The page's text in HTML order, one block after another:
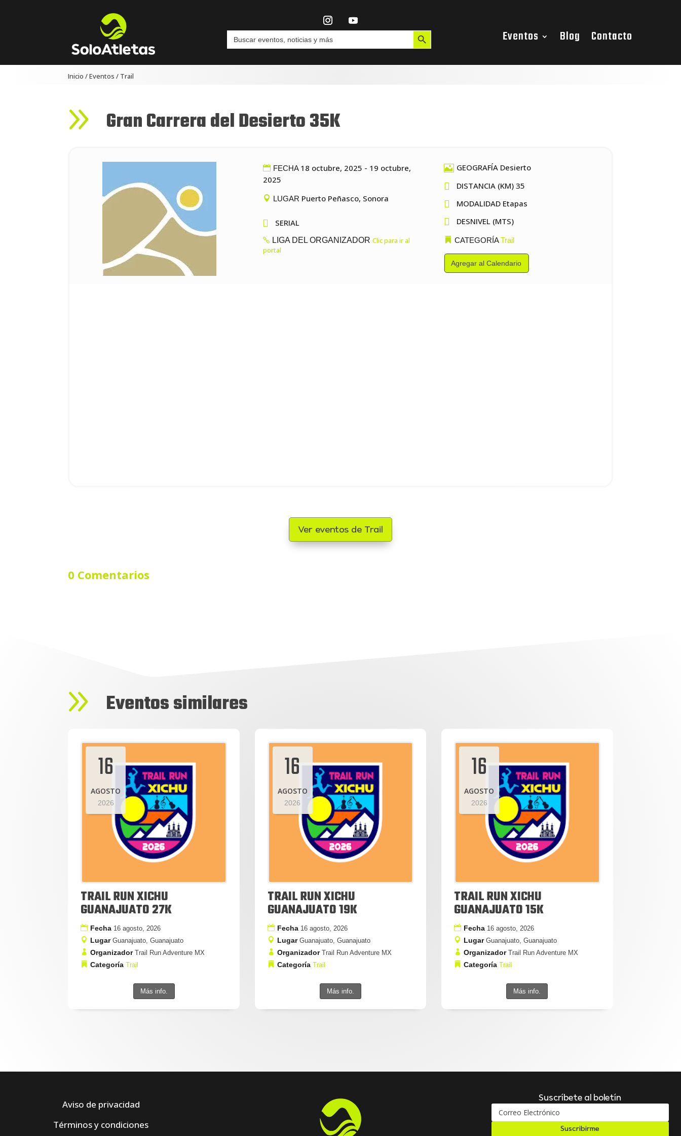
Buscar: Botón de búsqueda Eventos Blog Contacto
Inicio /Eventos / Trail
9 Gran Carrera del Desierto 35K
FECHA 18 octubre, 2025 - 19 octubre,
2025
LUGAR Puerto Peñasco, Sonora
 SERIAL
LIGA DEL ORGANIZADOR Clic para ir al
portal
 GEOGRAFÍA Desierto
 DISTANCIA (KM) 35
 MODALIDAD Etapas
 DESNIVEL (MTS)
CATEGORÍATrail
Agregar al Calendario
Ver eventos de Trail
0 Comentarios
9 Eventos similares
16
AGOSTO
2026
TRAIL RUN XICHU
GUANAJUATO 27K
Fecha 16 agosto, 2026
LugarGuanajuato, Guanajuato
OrganizadorTrail Run Adventure MX
CategoríaTrail
Más info.
16
AGOSTO
2026
TRAIL RUN XICHU
GUANAJUATO 19K
Fecha 16 agosto, 2026
Lugar Guanajuato, Guanajuato
Organizador Trail Run Adventure MX
Categoría Trail
Más info.
16
AGOSTO
2026
TRAIL RUN XICHU
GUANAJUATO 15K
Fecha 16 agosto, 2026
LugarGuanajuato, Guanajuato
OrganizadorTrail Run Adventure MX
CategoríaTrail
Más info.
Aviso de privacidad
Términos y condiciones
Suscríbete al boletín
Suscribirme